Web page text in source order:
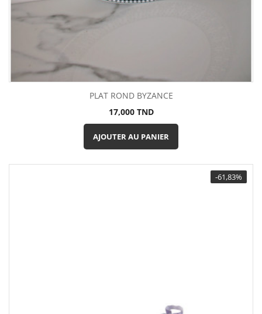
PLAT ROND BYZANCE
Prix
17,000 TND
AJOUTER AU PANIER
-61,83%